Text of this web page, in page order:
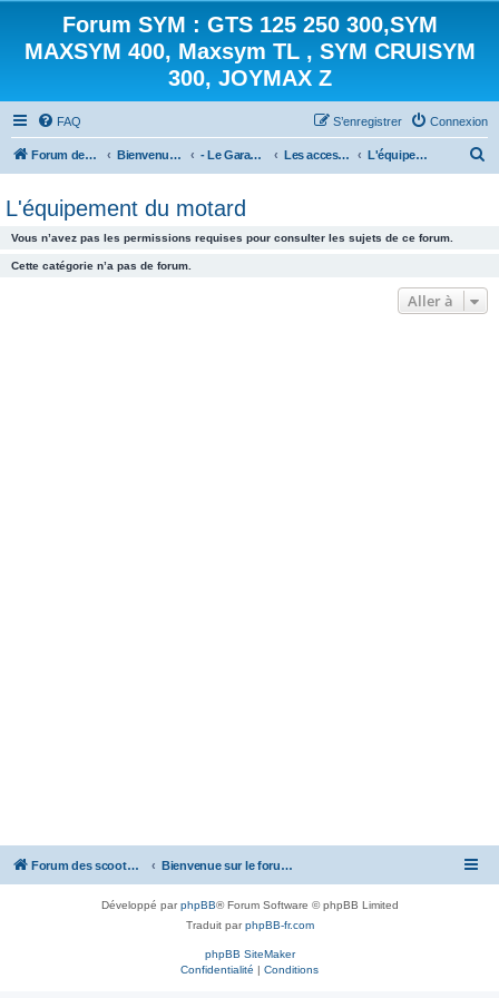
Forum SYM : GTS 125 250 300,SYM
MAXSYM 400, Maxsym TL , SYM CRUISYM
300, JOYMAX Z
FAQ Connexion
S’enregistrer
Forum des scooters SYM - GTS -MAXSYM - CRUISYM - JOYMAX - Maxsym TL Bienvenue sur le forum des scooters de la gamme SYM - Le Garage - Les accessoires L'équipement du motard
r
c
L'équipement du motard
Vous n’avez pas les permissions requises pour consulter les sujets de ce forum.
Cette catégorie n’a pas de forum.
Aller à
Forum des scooters SYM - GTS -MAXSYM - CRUISYM - JOYMAX - Maxsym TL Bienvenue sur le forum des scooters de la gamme SYM
Développé parphpBB® Forum Software © phpBB Limited
Traduit parphpBB-fr.com
phpBB SiteMaker
Confidentialité | Conditions